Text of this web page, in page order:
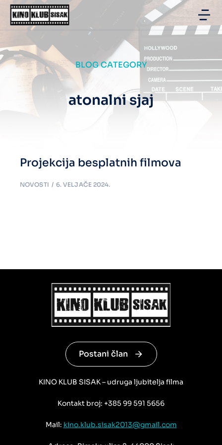
BLOG CATEGORY
atonalni sjaj
Projekcija besplatnih filmova
NOVOSTI 6. VELJAČE 2024.
Postani član
KINO KLUB SISAK – udruga ljubitelja filma
Kontakt broj: +385 99 591 5656
Mail: kino.klub.sisak2013@gmail.com